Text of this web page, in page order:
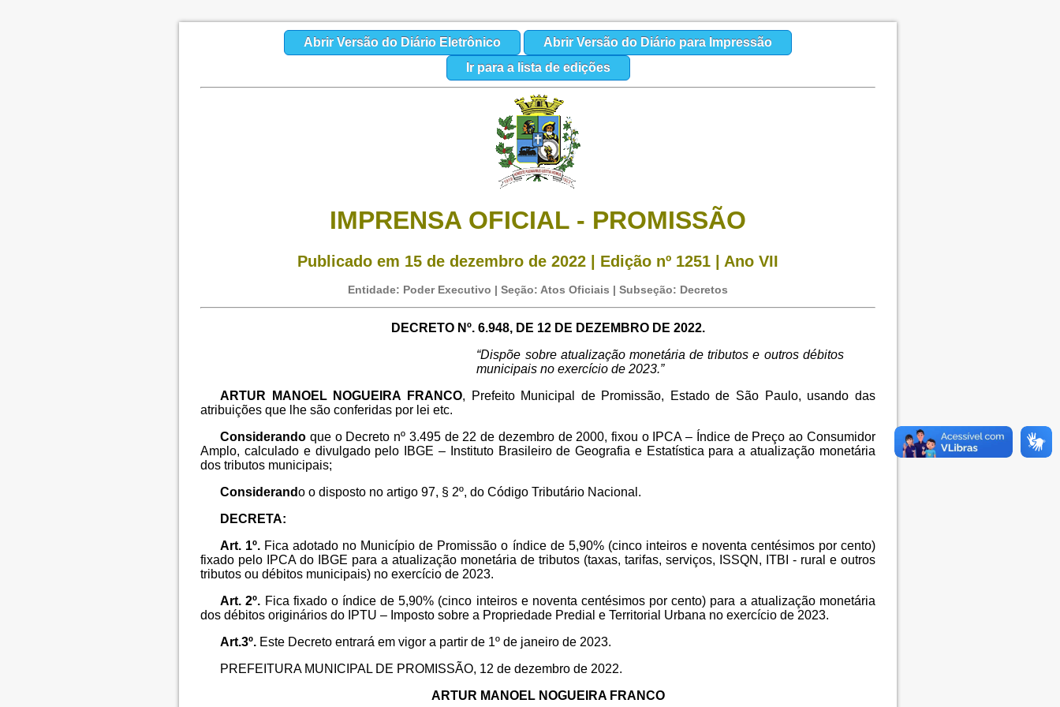
Abrir Versão do Diário Eletrônico
Abrir Versão do Diário para Impressão
Ir para a lista de edições
IMPRENSA OFICIAL - PROMISSÃO
Publicado em 15 de dezembro de 2022 | Edição nº 1251 | Ano VII
Entidade: Poder Executivo | Seção: Atos Oficiais | Subseção: Decretos
DECRETO Nº. 6.948, DE 12 DE DEZEMBRO DE 2022.
“Dispõe sobre atualização monetária de tributos e outros débitos
municipais no exercício de 2023.”
ARTUR MANOEL NOGUEIRA FRANCO, Prefeito Municipal de Promissão, Estado de São Paulo, usando das
atribuições que lhe são conferidas por lei etc.
Considerando que o Decreto nº 3.495 de 22 de dezembro de 2000, fixou o IPCA – Índice de Preço ao Consumidor
Amplo, calculado e divulgado pelo IBGE – Instituto Brasileiro de Geografia e Estatística para a atualização monetária
dos tributos municipais;
Considerando o disposto no artigo 97, § 2º, do Código Tributário Nacional.
DECRETA:
Art. 1º. Fica adotado no Município de Promissão o índice de 5,90% (cinco inteiros e noventa centésimos por cento)
fixado pelo IPCA do IBGE para a atualização monetária de tributos (taxas, tarifas, serviços, ISSQN, ITBI - rural e outros
tributos ou débitos municipais) no exercício de 2023.
Art. 2º. Fica fixado o índice de 5,90% (cinco inteiros e noventa centésimos por cento) para a atualização monetária
dos débitos originários do IPTU – Imposto sobre a Propriedade Predial e Territorial Urbana no exercício de 2023.
Art.3º. Este Decreto entrará em vigor a partir de 1º de janeiro de 2023.
PREFEITURA MUNICIPAL DE PROMISSÃO, 12 de dezembro de 2022.
ARTUR MANOEL NOGUEIRA FRANCO